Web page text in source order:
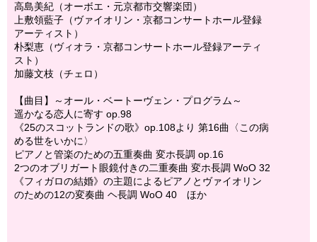
高島美紀（オーボエ・元京都市交響楽団）
上敷領藍子（ヴァイオリン・京都コンサートホール登録
アーティスト）
朴梨恵（ヴィオラ・京都コンサートホール登録アーティ
スト）
加藤文枝（チェロ）
【曲目】～オール・ベートーヴェン・プログラム～
遥かなる恋人に寄す op.98
《25のスコットランドの歌》op.108より 第16曲〈この病
める世をいかに〉
ピアノと管楽のための五重奏曲 変ホ長調 op.16
2つのオブリガート眼鏡付きの二重奏曲 変ホ長調 WoO 32
《フィガロの結婚》の主題によるピアノとヴァイオリン
のための12の変奏曲 ヘ長調 WoO 40 ほか